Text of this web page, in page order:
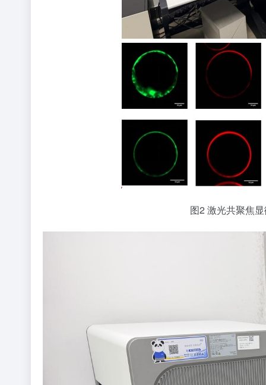
图2 激光共聚焦